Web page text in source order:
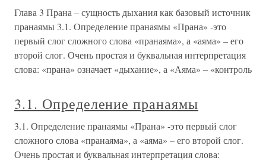
Глава 3 Прана – сущность дыхания как базовый источник
пранаямы 3.1. Определение пранаямы «Прана» -это
первый слог сложного слова «пранаяма», а «аяма» – его
второй слог. Очень простая и буквальная интерпретация
слова: «прана» означает «дыхание», а «Аяма» – «контроль
3.1. Определение пранаямы
3.1. Определение пранаямы «Прана» -это первый слог
сложного слова «пранаяма», а «аяма» – его второй слог.
Очень простая и буквальная интерпретация слова: